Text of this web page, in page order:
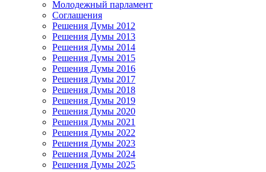
Молодежный парламент
Соглашения
Решения Думы 2012
Решения Думы 2013
Решения Думы 2014
Решения Думы 2015
Решения Думы 2016
Решения Думы 2017
Решения Думы 2018
Решения Думы 2019
Решения Думы 2020
Решения Думы 2021
Решения Думы 2022
Решения Думы 2023
Решения Думы 2024
Решения Думы 2025